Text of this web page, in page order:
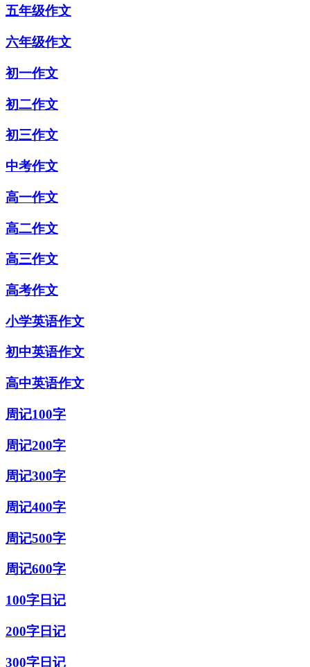
五年级作文
六年级作文
初一作文
初二作文
初三作文
中考作文
高一作文
高二作文
高三作文
高考作文
小学英语作文
初中英语作文
高中英语作文
周记100字
周记200字
周记300字
周记400字
周记500字
周记600字
100字日记
200字日记
300字日记